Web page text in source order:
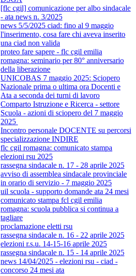
[flc cgil] comunicazione per albo sindacale
- ata news n. 3/2025
news 5/5/2025 ciad: fino al 9 maggio
l'inserimento, cosa fare chi aveva inserito
una ciad non valida
proteo fare sapere - flc cgil emilia
romagna: seminario per 80° anniversario
della liberazione
UNICOBAS 7 maggio 2025: Sciopero
Nazionale prima o ultima ora Docenti e
Ata a seconda dei turni di lavoro
Comparto Istruzione e Ricerca - settore
Scuola - azioni di sciopero del 7 maggio
2025
Incontro personale DOCENTE su percorsi
specializzazione INDIRE
flc cgil romagna: comunicato stampa
elezioni rsu 2025
rassegna sindacale n. 17 - 28 aprile 2025
avviso di assemblea sindacale provinciale
in orario di servizio - 7 maggio 2025
uil scuola - supporto domande ata 24 mesi
comunicato stampa fcl cgil emilia
romagna: scuola pubblica si continua a
tagliare
proclamazione eletti rsu
rassegna sindacale n. 16 - 22 aprile 2025
elezioni r.s.u. 14-15-16 aprile 2025
rassegna sindacale n. 15 - 14 aprile 2025
news 14/04/2025 - elezioni rsu - ciad -
concorso 24 mesi ata